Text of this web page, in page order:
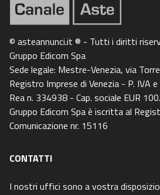
© asteannunci.it ® - Tutti i diritti
Gruppo Edicom Spa
Sede legale: Mestre-Venezia, via
Registro Imprese di Venezia - P. IVA
Rea n. 334938 - Cap. sociale EUR
Gruppo Edicom Spa è iscritta al
Comunicazione nr. 15116
CONTATTI
I nostri uffici sono a vostra